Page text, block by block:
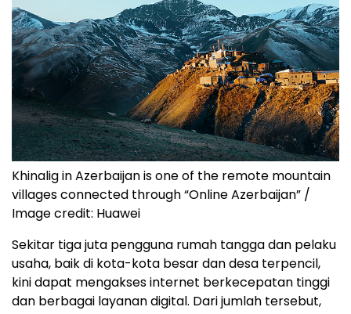
Khinalig in Azerbaijan is one of the remote mountain
villages connected through “Online Azerbaijan” /
Image credit: Huawei
Sekitar tiga juta pengguna rumah tangga dan pelaku
usaha, baik di kota-kota besar dan desa terpencil,
kini dapat mengakses internet berkecepatan tinggi
dan berbagai layanan digital. Dari jumlah tersebut,